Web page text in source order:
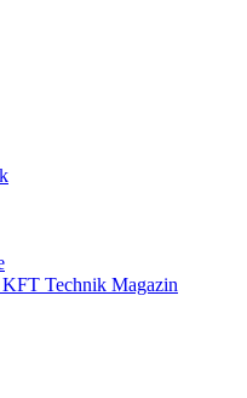
KFT Technik Magazin